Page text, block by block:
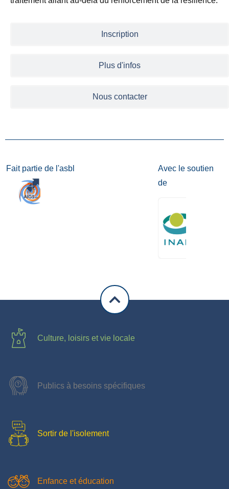
Inscription
Plus d'infos
Nous contacter
Fait partie de l'asbl
Avec le soutien
de
Culture, loisirs et vie locale
Publics à besoins spécifiques
Sortir de l'isolement
Enfance et éducation